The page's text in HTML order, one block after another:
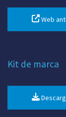
Web
Kit de marca